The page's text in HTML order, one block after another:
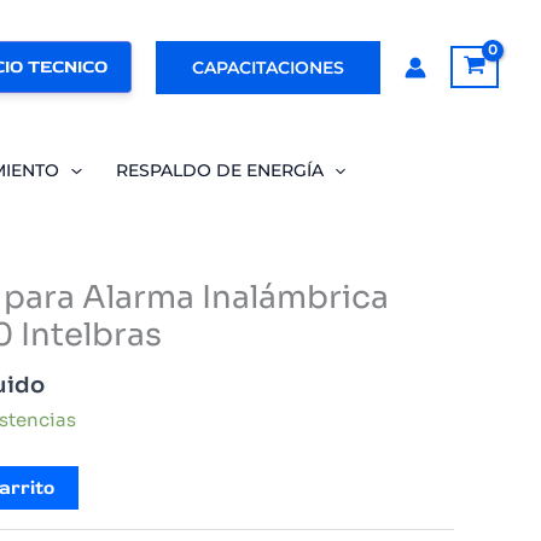
TECNICO CAPACITACIONES
RESPALDO DE ENERGÍA
Alarma Inalámbrica
Intelbras